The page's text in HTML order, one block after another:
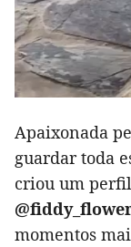
Apaixonada
guardar toda
criou um
momentos